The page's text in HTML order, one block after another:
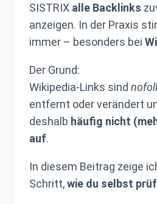
SISTRIX alle Backlinks
anzeigen. In der Praxis
immer – besonders bei
Der Grund:
Wikipedia-Links sind
entfernt oder verändert
deshalb häufig nicht
auf.
In diesem Beitrag zeige
Schritt,wie du selbst